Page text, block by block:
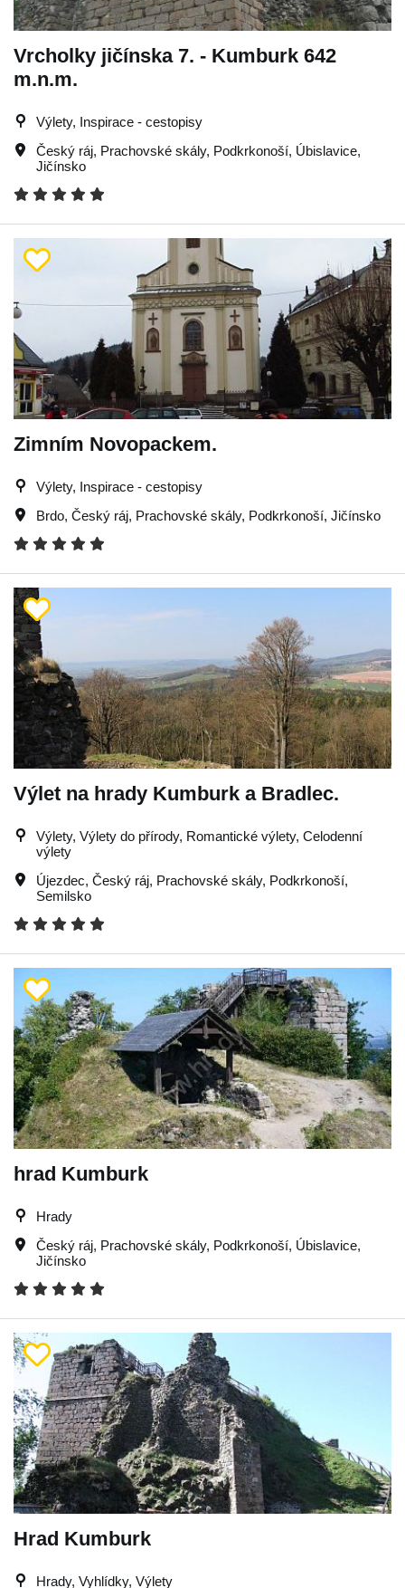
Vrcholky jičínska 7. - Kumburk 642
m.n.m.
Výlety, Inspirace - cestopisy
Český ráj, Prachovské skály, Podkrkonoší, Úbislavice,
Jičínsko
Zimním Novopackem.
Výlety, Inspirace - cestopisy
Brdo, Český ráj, Prachovské skály, Podkrkonoší, Jičínsko
Výlet na hrady Kumburk a Bradlec.
Výlety, Výlety do přírody, Romantické výlety, Celodenní
výlety
Újezdec, Český ráj, Prachovské skály, Podkrkonoší,
Semilsko
hrad Kumburk
Hrady
Český ráj, Prachovské skály, Podkrkonoší, Úbislavice,
Jičínsko
Hrad Kumburk
Hrady, Vyhlídky, Výlety